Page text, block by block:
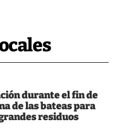
durante el fin de
de las bateas para
residuos